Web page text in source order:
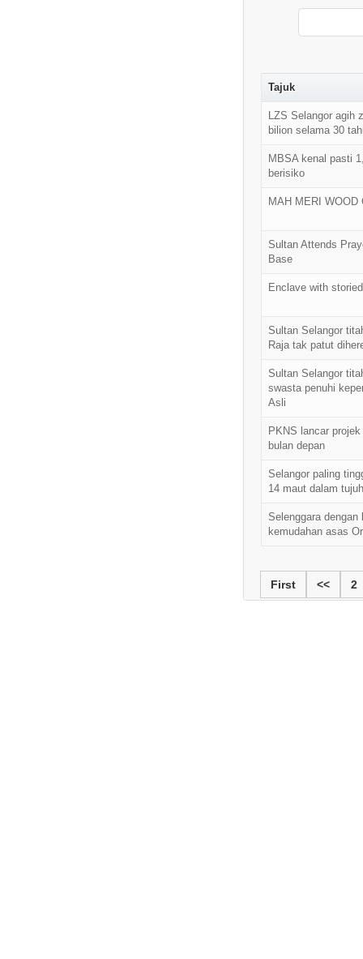
Tajuk
LZS Selangor agih
bilion selama 30
MBSA kenal pasti
berisiko
MAH MERI WOOD
Sultan Attends
Base
Enclave with
Sultan Selangor
Raja tak patut
Sultan Selangor
swasta penuhi
Asli
PKNS lancar
bulan depan
Selangor paling
14 maut dalam
Selenggara dengan
kemudahan asas
First << 2